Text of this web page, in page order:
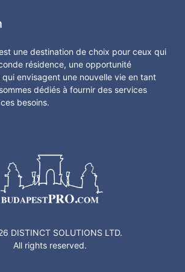
une destination de choix pour ceux qui
résidence, une opportunité
envisagent une nouvelle vie en tant
dédiés à fournir des services
besoins.
DISTINCT SOLUTIONS LTD.
All rights reserved.